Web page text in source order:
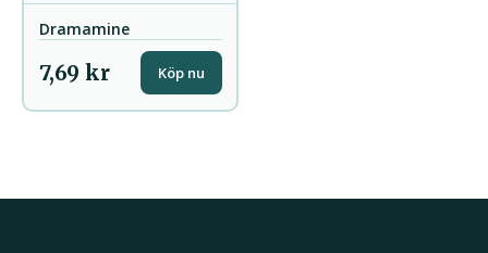
Dramamine
7,69 kr Köp nu